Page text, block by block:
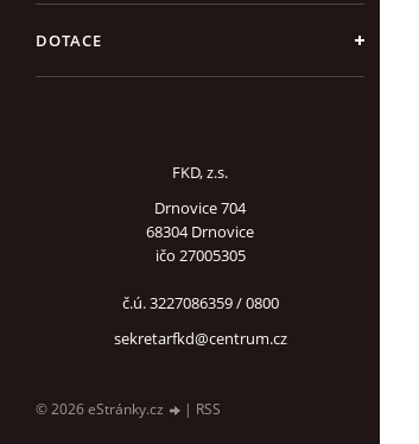
DOTACE
FKD, z.s.
Drnovice 704
68304 Drnovice
ičo 27005305
č.ú. 3227086359 / 0800
sekretarfkd@centrum.cz
© 2026 eStránky.cz | RSS